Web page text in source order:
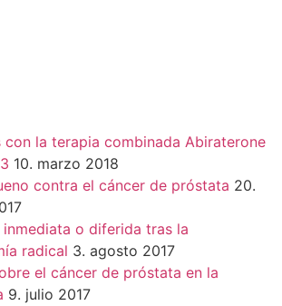
con la terapia combinada Abiraterone
10. marzo 2018
contra el cáncer de próstata 20.
inmediata o diferida tras la
radical 3. agosto 2017
el cáncer de próstata en la
9. julio 2017